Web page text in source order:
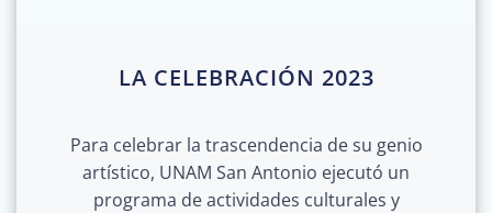
LA CELEBRACIÓN 2023
Para celebrar la trascendencia de su genio
artístico, UNAM San Antonio ejecutó un
programa de actividades culturales y